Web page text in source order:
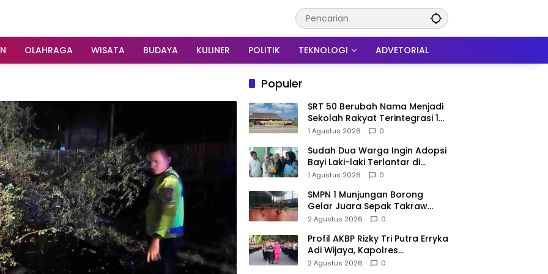
OLAHRAGA WISATA BUDAYA KULINER POLITIK TEKNOLOGI ADVETORIAL
Populer
SRT 50 Berubah Nama Menjadi
Sekolah Rakyat Terintegrasi 1
Trenggalek, Nomenklatur
1 Agustus 2026 0
Sudah Dua Warga Ingin Adopsi
Bayi Laki-laki Terlantar di
Trenggalek, Proses Tunggu
1 Agustus 2026 0
SMPN 1 Munjungan Borong
Gelar Juara Sepak Takraw
PHBN Trenggalek 2026, Jadi
2 Agustus 2026 0
Profil AKBP Rizky Tri Putra Erryka
Adi Wijaya, Kapolres
Trenggalek Baru yang Raih
2 Agustus 2026 0